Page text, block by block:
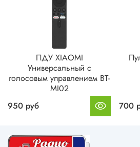
ПДУ XIAOMI
Универсальный с
голосовым управлением BT-
MI02
950 руб
700